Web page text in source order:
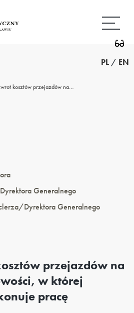
PL / EN
kosztów przejazdów na…
Generalnego
Dyrektora Generalnego
przejazdów na
w której
pracę